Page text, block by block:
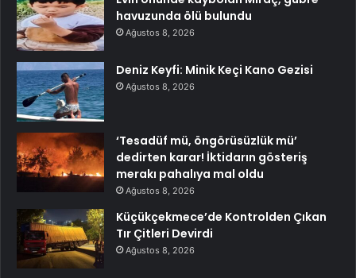
havuzunda ölü bulundu
Ağustos 8, 2026
Deniz Keyfi: Minik Keçi Kano Gezisi
Ağustos 8, 2026
‘Tesadüf mü, öngörüsüzlük mü’
dedirten karar! İktidarın gösteriş
merakı pahalıya mal oldu
Ağustos 8, 2026
Küçükçekmece’de Kontrolden Çıkan
Tır Çitleri Devirdi
Ağustos 8, 2026